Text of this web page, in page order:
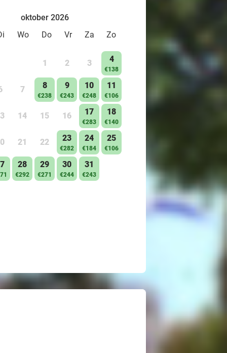
oktober 2026
Wo Do Vr Za Zo
1 2 3 4
€138
7 8
€238
9
€243
10
€248
11
€106
14 15 16 17
€283
18
€140
21 22 23
€282
24
€184
25
€106
28
€292
29
€271
30
€244
31
€243